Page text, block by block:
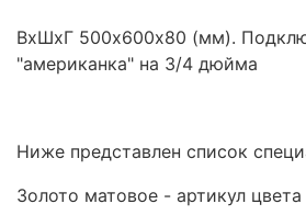
ВхШхГ 500х600х80 (мм).
"американка" на 3/4 дюйма
Ниже представлен список
Золото матовое - артикул цвета